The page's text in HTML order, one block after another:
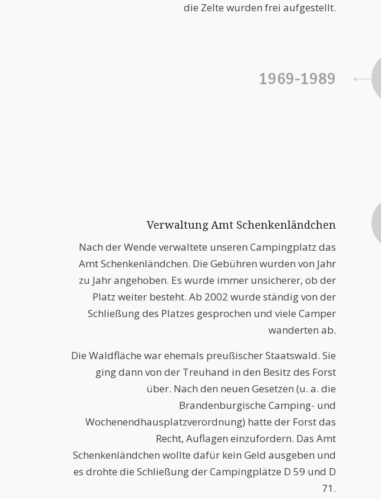
die Zelte wurden frei aufgestellt.
1969-1989
Verwaltung Amt Schenkenländchen
Nach der Wende verwaltete unseren Campingplatz das
Amt Schenkenländchen. Die Gebühren wurden von Jahr
zu Jahr angehoben. Es wurde immer unsicherer, ob der
Platz weiter besteht. Ab 2002 wurde ständig von der
Schließung des Platzes gesprochen und viele Camper
wanderten ab.
Die Waldfläche war ehemals preußischer Staatswald. Sie
ging dann von der Treuhand in den Besitz des Forst
über. Nach den neuen Gesetzen (u. a. die
Brandenburgische Camping- und
Wochenendhausplatzverordnung) hatte der Forst das
Recht, Auflagen einzufordern. Das Amt
Schenkenländchen wollte dafür kein Geld ausgeben und
es drohte die Schließung der Campingplätze D 59 und D
71.